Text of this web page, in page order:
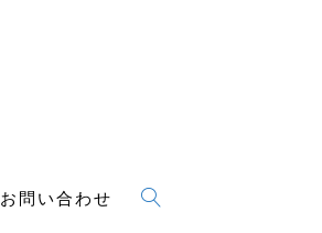
お問い合わせ